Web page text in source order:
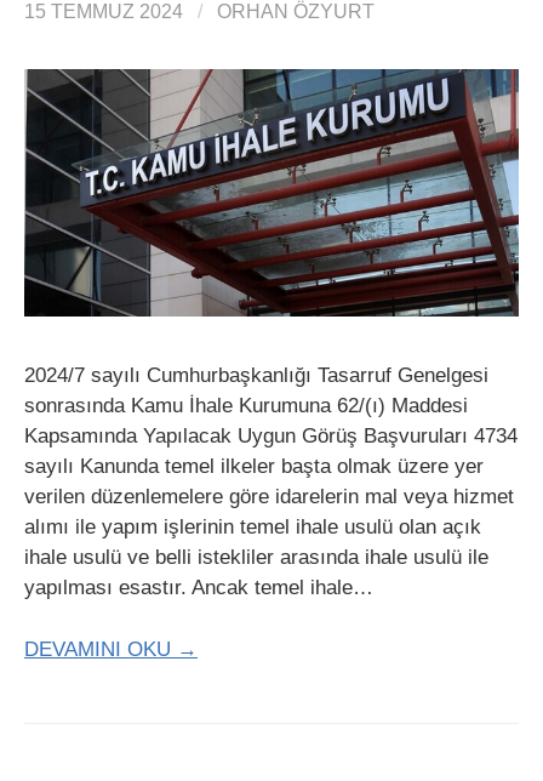
15 TEMMUZ 2024 / ORHAN ÖZYURT
2024/7 sayılı Cumhurbaşkanlığı Tasarruf Genelgesi
sonrasında Kamu İhale Kurumuna 62/(ı) Maddesi
Kapsamında Yapılacak Uygun Görüş Başvuruları 4734
sayılı Kanunda temel ilkeler başta olmak üzere yer
verilen düzenlemelere göre idarelerin mal veya hizmet
alımı ile yapım işlerinin temel ihale usulü olan açık
ihale usulü ve belli istekliler arasında ihale usulü ile
yapılması esastır. Ancak temel ihale…
DEVAMINI OKU →